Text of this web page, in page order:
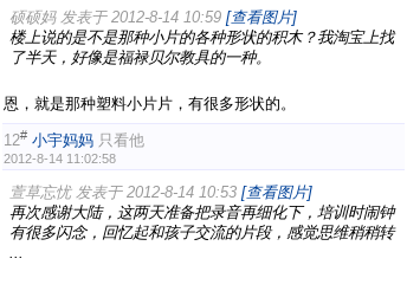
硕硕妈 发表于 2012-8-14 10:59 [查看图片]
楼上说的是不是那种小片的各种形状的积木？我淘宝上找
了半天，好像是福禄贝尔教具的一种。
恩，就是那种塑料小片片，有很多形状的。
12# 小宇妈妈 只看他
2012-8-14 11:02:58
萱草忘忧 发表于 2012-8-14 10:53 [查看图片]
再次感谢大陆，这两天准备把录音再细化下，培训时闹钟
有很多闪念，回忆起和孩子交流的片段，感觉思维稍稍转